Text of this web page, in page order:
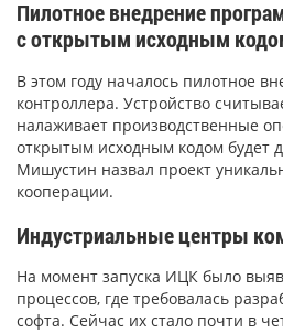
Пилотное внедрение
с открытым исходным
В этом году началось пилотное
контроллера. Устройство
налаживает производственные
открытым исходным кодом будет
Мишустин назвал проект
кооперации.
Индустриальные центры
На момент запуска ИЦК было
процессов, где требовалась
софта. Сейчас их стало почти в